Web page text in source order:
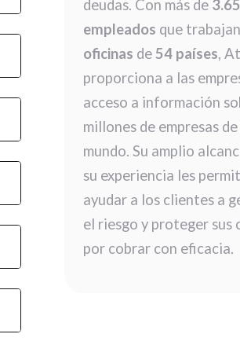
deudas. Con más de
empleados que
oficinas de54 países,
proporciona a las
acceso a información
millones de empresas
mundo. Su amplio
su experiencia les
ayudar a los clientes a
el riesgo y proteger sus
por cobrar con eficacia.